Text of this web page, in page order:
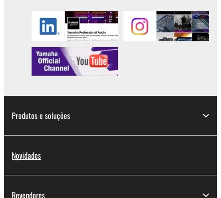
Produtos e soluções
Novidades
Revendores